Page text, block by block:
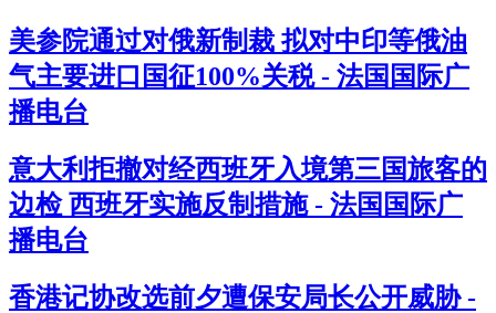
美参院通过对俄新制裁 拟对中印等俄油
气主要进口国征100%关税 - 法国国际广
播电台
意大利拒撤对经西班牙入境第三国旅客的
边检 西班牙实施反制措施 - 法国国际广
播电台
香港记协改选前夕遭保安局长公开威胁 -